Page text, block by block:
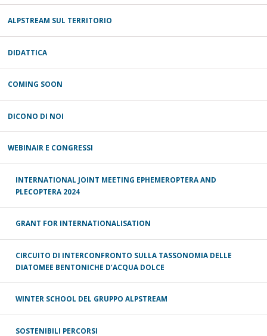
ALPSTREAM SUL TERRITORIO
DIDATTICA
COMING SOON
DICONO DI NOI
WEBINAIR E CONGRESSI
INTERNATIONAL JOINT MEETING EPHEMEROPTERA AND
PLECOPTERA 2024
GRANT FOR INTERNATIONALISATION
CIRCUITO DI INTERCONFRONTO SULLA TASSONOMIA DELLE
DIATOMEE BENTONICHE D’ACQUA DOLCE
WINTER SCHOOL DEL GRUPPO ALPSTREAM
SOSTENIBILI PERCORSI